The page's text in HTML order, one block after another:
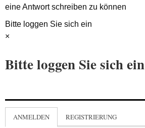
eine Antwort schreiben zu können
Bitte loggen Sie sich ein
×
Bitte loggen Sie sich ein
ANMELDEN REGISTRIERUNG